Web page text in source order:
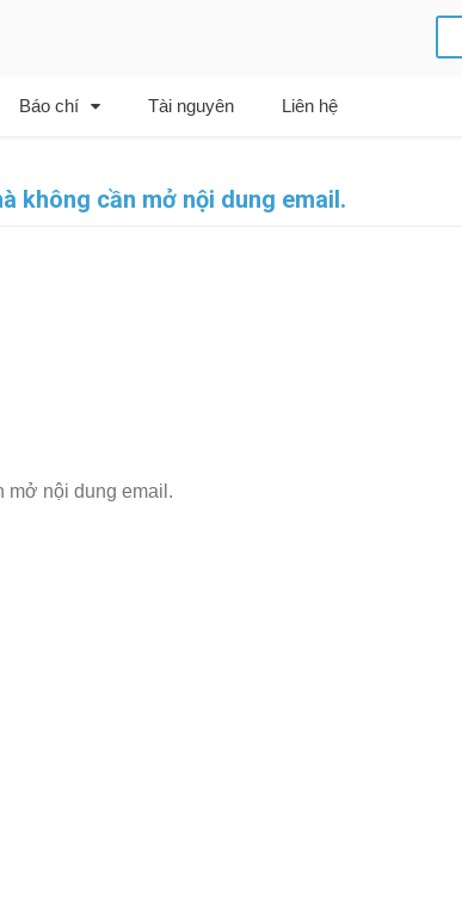
Báo chí Tài nguyên Liên hệ
không cần mở nội dung email.
mở nội dung email.